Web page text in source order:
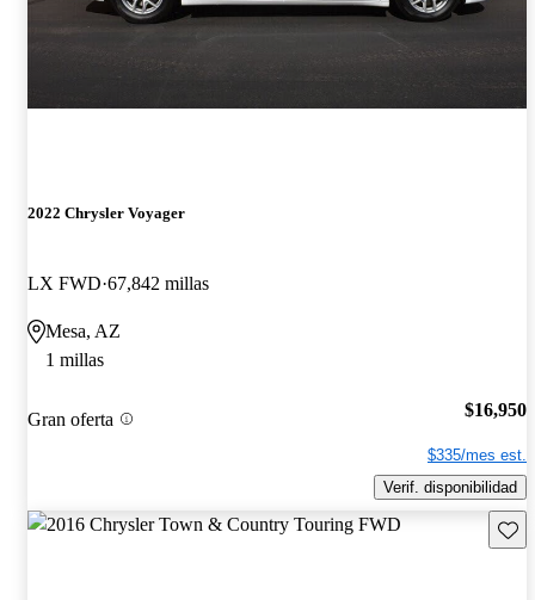
2022 Chrysler Voyager
LX FWD 67,842 millas
Mesa, AZ
1 millas
Gran oferta $16,950
$335/mes est.
Verif. disponibilidad